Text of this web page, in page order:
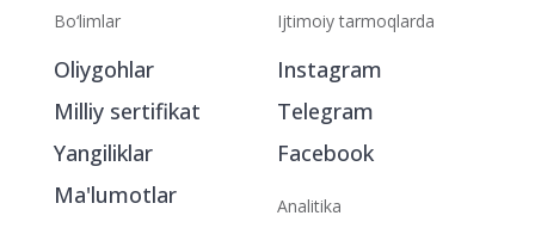
Bo‘limlar
Oliygohlar
Milliy sertifikat
Yangiliklar
Ma'lumotlar
Ijtimoiy tarmoqlarda
Instagram
Telegram
Facebook
Analitika